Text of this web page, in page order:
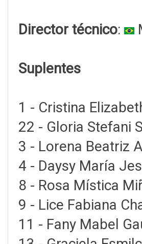
Director técnico:
Suplentes
1 - Cristina
22 - Gloria Stefani
3 - Lorena Beatriz
4 - Daysy María
8 - Rosa Mística
9 - Lice Fabiana
11 - Fany Mabel